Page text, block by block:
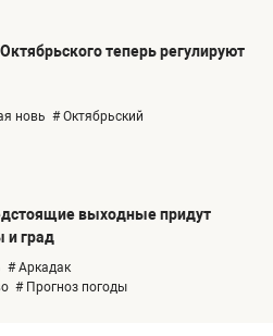
теперь регулируют
новь # Октябрьский
выходные придут
и град
# Аркадак
# Прогноз погоды